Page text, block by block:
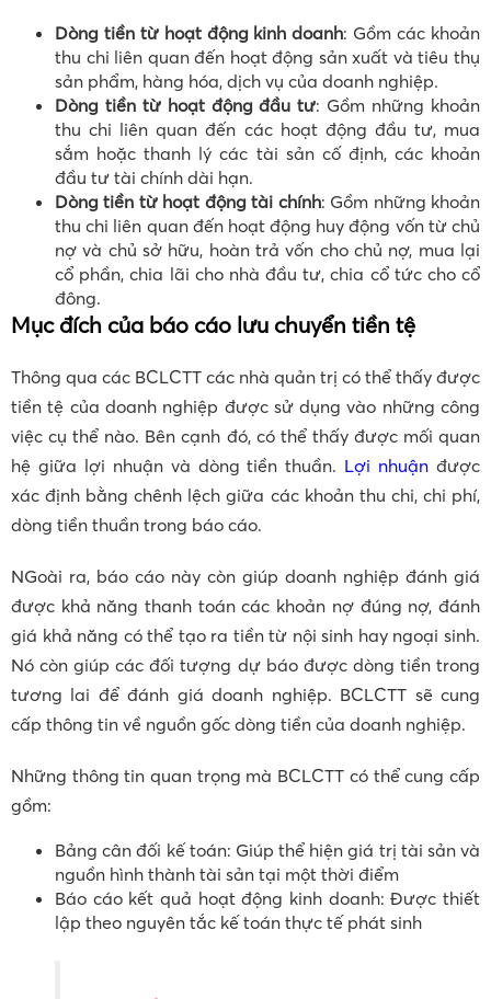
Dòng tiền từ hoạt động kinh doanh: Gồm các khoản
thu chi liên quan đến hoạt động sản xuất và tiêu thụ
sản phẩm, hàng hóa, dịch vụ của doanh nghiệp.
Dòng tiền từ hoạt động đầu tư: Gồm những khoản
thu chi liên quan đến các hoạt động đầu tư, mua
sắm hoặc thanh lý các tài sản cố định, các khoản
đầu tư tài chính dài hạn.
Dòng tiền từ hoạt động tài chính: Gồm những khoản
thu chi liên quan đến hoạt động huy động vốn từ chủ
nợ và chủ sở hữu, hoàn trả vốn cho chủ nợ, mua lại
cổ phần, chia lãi cho nhà đầu tư, chia cổ tức cho cổ
đông.
Mục đích của báo cáo lưu chuyển tiền tệ
Thông qua các BCLCTT các nhà quản trị có thể thấy được
tiền tệ của doanh nghiệp được sử dụng vào những công
việc cụ thể nào. Bên cạnh đó, có thể thấy được mối quan
hệ giữa lợi nhuận và dòng tiền thuần. Lợi nhuận được
xác định bằng chênh lệch giữa các khoản thu chi, chi phí,
dòng tiền thuần trong báo cáo.
NGoài ra, báo cáo này còn giúp doanh nghiệp đánh giá
được khả năng thanh toán các khoản nợ đúng nợ, đánh
giá khả năng có thể tạo ra tiền từ nội sinh hay ngoại sinh.
Nó còn giúp các đối tượng dự báo được dòng tiền trong
tương lai để đánh giá doanh nghiệp. BCLCTT sẽ cung
cấp thông tin về nguồn gốc dòng tiền của doanh nghiệp.
Những thông tin quan trọng mà BCLCTT có thể cung cấp
gồm:
Bảng cân đối kế toán: Giúp thể hiện giá trị tài sản và
nguồn hình thành tài sản tại một thời điểm
Báo cáo kết quả hoạt động kinh doanh: Được thiết
lập theo nguyên tắc kế toán thực tế phát sinh